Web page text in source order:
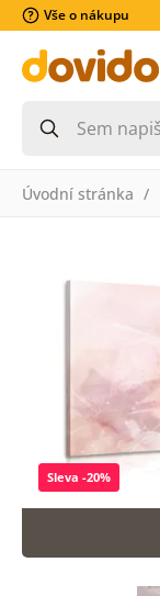
Vše o nákupu
Úvodní stránka
Sleva -20%